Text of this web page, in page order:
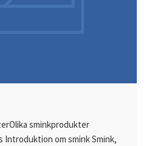
sminkprodukter
Introduktion om smink Smink,